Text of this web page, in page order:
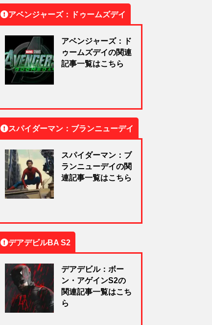
アベンジャーズ：ドゥームズデイ
アベンジャーズ：ド
ゥームズデイの関連
記事一覧はこちら
スパイダーマン：ブランニューデイ
スパイダーマン：ブ
ランニューデイの関
連記事一覧はこちら
デアデビルBA S2
デアデビル：ボー
ン・アゲインS2の
関連記事一覧はこち
ら